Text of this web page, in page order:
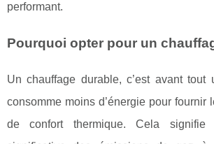
performant.
Pourquoi opter pour un
Un chauffage durable, c’est avant tout
consomme moins d’énergie pour fournir
de confort thermique. Cela signifie